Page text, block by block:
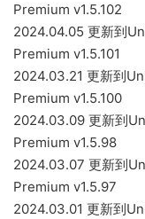
Premium v1.5.102
2024.04.05 更新到
Premium v1.5.101
2024.03.21 更新到
Premium v1.5.100
2024.03.09 更新到
Premium v1.5.98
2024.03.07 更新到
Premium v1.5.97
2024.03.01 更新到